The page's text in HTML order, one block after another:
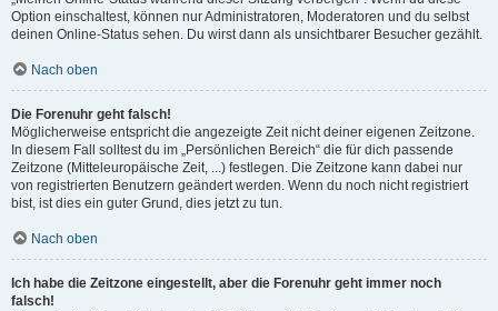
Option einschaltest, können nur Administratoren, Moderatoren und du selbst
deinen Online-Status sehen. Du wirst dann als unsichtbarer Besucher gezählt.
Nach oben
Die Forenuhr geht falsch!
Möglicherweise entspricht die angezeigte Zeit nicht deiner eigenen Zeitzone.
In diesem Fall solltest du im „Persönlichen Bereich“ die für dich passende
Zeitzone (Mitteleuropäische Zeit, ...) festlegen. Die Zeitzone kann dabei nur
von registrierten Benutzern geändert werden. Wenn du noch nicht registriert
bist, ist dies ein guter Grund, dies jetzt zu tun.
Nach oben
Ich habe die Zeitzone eingestellt, aber die Forenuhr geht immer noch
falsch!